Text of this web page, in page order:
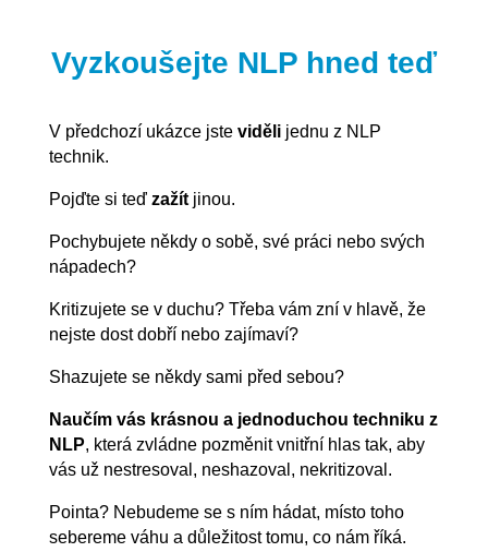
Vyzkoušejte NLP hned teď
V předchozí ukázce jste vidělijednu z NLP
technik.
Pojďte si teď zažítjinou.
Pochybujete někdy o sobě, své práci nebo svých
nápadech?
Kritizujete se v duchu? Třeba vám zní v hlavě, že
nejste dost dobří nebo zajímaví?
Shazujete se někdy sami před sebou?
Naučím vás krásnou a jednoduchou techniku z
NLP, která zvládne pozměnit vnitřní hlas tak, aby
vás už nestresoval, neshazoval, nekritizoval.
Pointa? Nebudeme se s ním hádat, místo toho
sebereme váhu a důležitost tomu, co nám říká.